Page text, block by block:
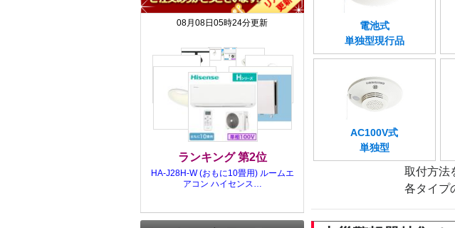
電池式
単独型現行品
AC100V式
単独型
取付方法
各タイプ